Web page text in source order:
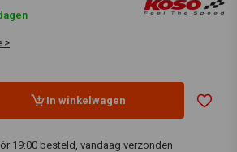
>
In winkelwagen
19:00 besteld, vandaag verzonden